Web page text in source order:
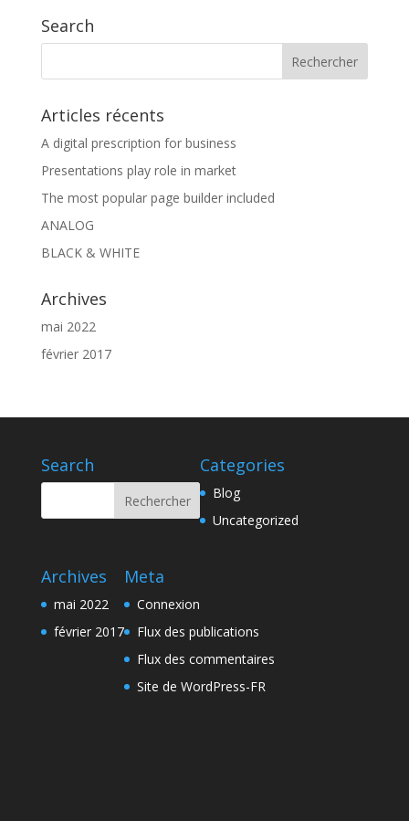
n
a
v
:
Search
Articles récents
A digital prescription for business
Presentations play role in market
The most popular page builder included
ANALOG
BLACK & WHITE
Archives
mai 2022
février 2017
Search Categories
Blog
Uncategorized
Archives
mai 2022
février 2017
Meta
Connexion
Flux des publications
Flux des commentaires
Site de WordPress-FR